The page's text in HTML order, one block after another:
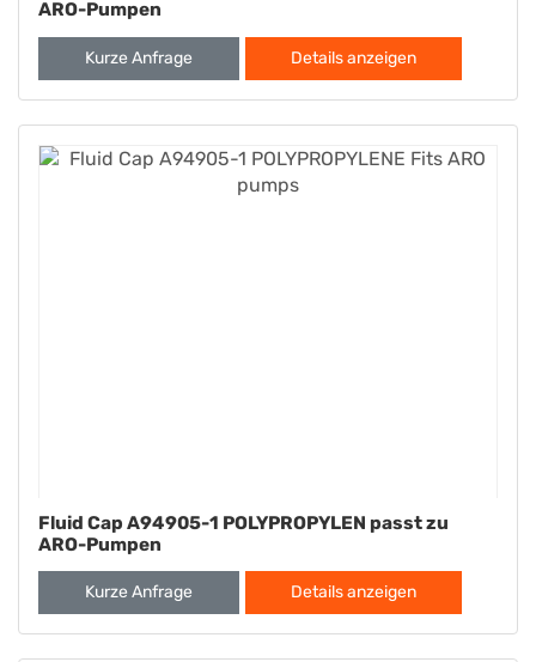
ARO-Pumpen
Kurze Anfrage Details anzeigen
Fluid Cap A94905-1 POLYPROPYLEN passt zu
ARO-Pumpen
Kurze Anfrage Details anzeigen